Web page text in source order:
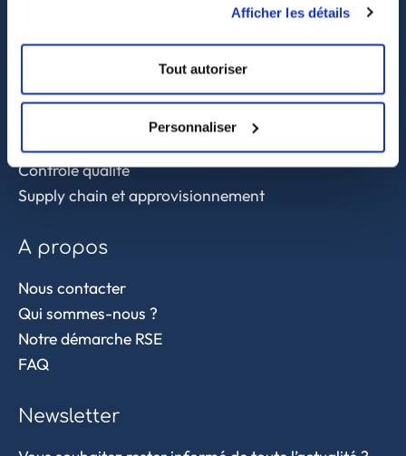
Afficher les détails
Tout autoriser
Personnaliser
End-to-End Supply Partner
Services
Sourcing et achat en Asie
Contrôle qualité
Supply chain et approvisionnement
A propos
Nous contacter
Qui sommes-nous ?
Notre démarche RSE
FAQ
Newsletter